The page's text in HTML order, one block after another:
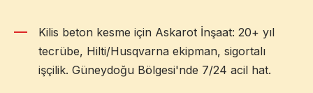
Kilis beton kesme için Askarot İnşaat: 20+ yıl
tecrübe, Hilti/Husqvarna ekipman, sigortalı
işçilik. Güneydoğu Bölgesi'nde 7/24 acil hat.